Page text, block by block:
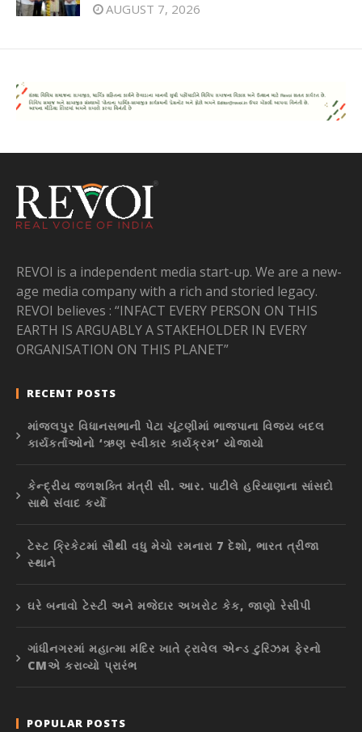
AUGUST 7, 2026
REVOI is a independent media start-up. We are a new-
age media company with a rich and storied legacy.
REVOI believes : “INFACT EVERY PERSON ON THIS
EARTH IS ARGUABLY A STAKEHOLDER IN EVERY
ORGANISATION ON THIS PLANET”
RECENT POSTS
માંજલપુર વિધાનસભાની પેટા ચૂંટણીમાં ભાજપાના વિજય બદલ
કાર્યકર્તાઓનો ‘ઋણ સ્વીકાર કાર્યક્રમ’ યોજાયો
કેન્દ્રીય જળશક્તિ મંત્રી સી. આર. પાટીલે હરિયાણાના સાંસદો
સાથે સંવાદ કર્યો
ટેસ્ટ ક્રિકેટમાં સૌથી વધુ મેચો રમનારા 7 દેશો, ભારત ત્રીજા
સ્થાને
ઘરે બનાવો ટેસ્ટી અને મજેદાર અખરોટ કેક, જાણો રેસીપી
ગાંધીનગરમાં મહાત્મા મંદિર ખાતે ટ્રાવેલ એન્ડ ટુરિઝમ ફેરનો
CMએ કરાવ્યો પ્રારંભ
POPULAR POSTS